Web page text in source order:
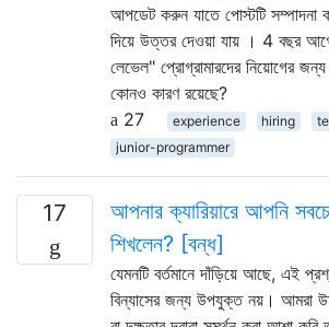
আপডেট করুন যাতে পোস্টটি সম্পাদনা
দিয়ে উত্তর দেওয়া যায় । 4 বছর
লেভেল" প্রোগ্রামারদের নিয়োগের
কোনও কারণ রয়েছে?
27
experience hiring
junior-programmer
17
আপনার ক্যারিয়ারে আপনি
শিখলেন? [বন্ধ]
যেমনটি বর্তমানে দাঁড়িয়ে আছে, এই
বিন্যাসের জন্য উপযুক্ত নয়। আমরা